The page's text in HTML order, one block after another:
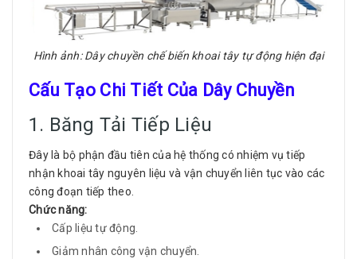
Hình ảnh: Dây chuyền chế biến khoai tây tự động hiện đại
Cấu Tạo Chi Tiết Của Dây Chuyền
1. Băng Tải Tiếp Liệu
Đây là bộ phận đầu tiên của hệ thống có nhiệm vụ tiếp
nhận khoai tây nguyên liệu và vận chuyển liên tục vào các
công đoạn tiếp theo.
Chức năng:
Cấp liệu tự động.
Giảm nhân công vận chuyển.